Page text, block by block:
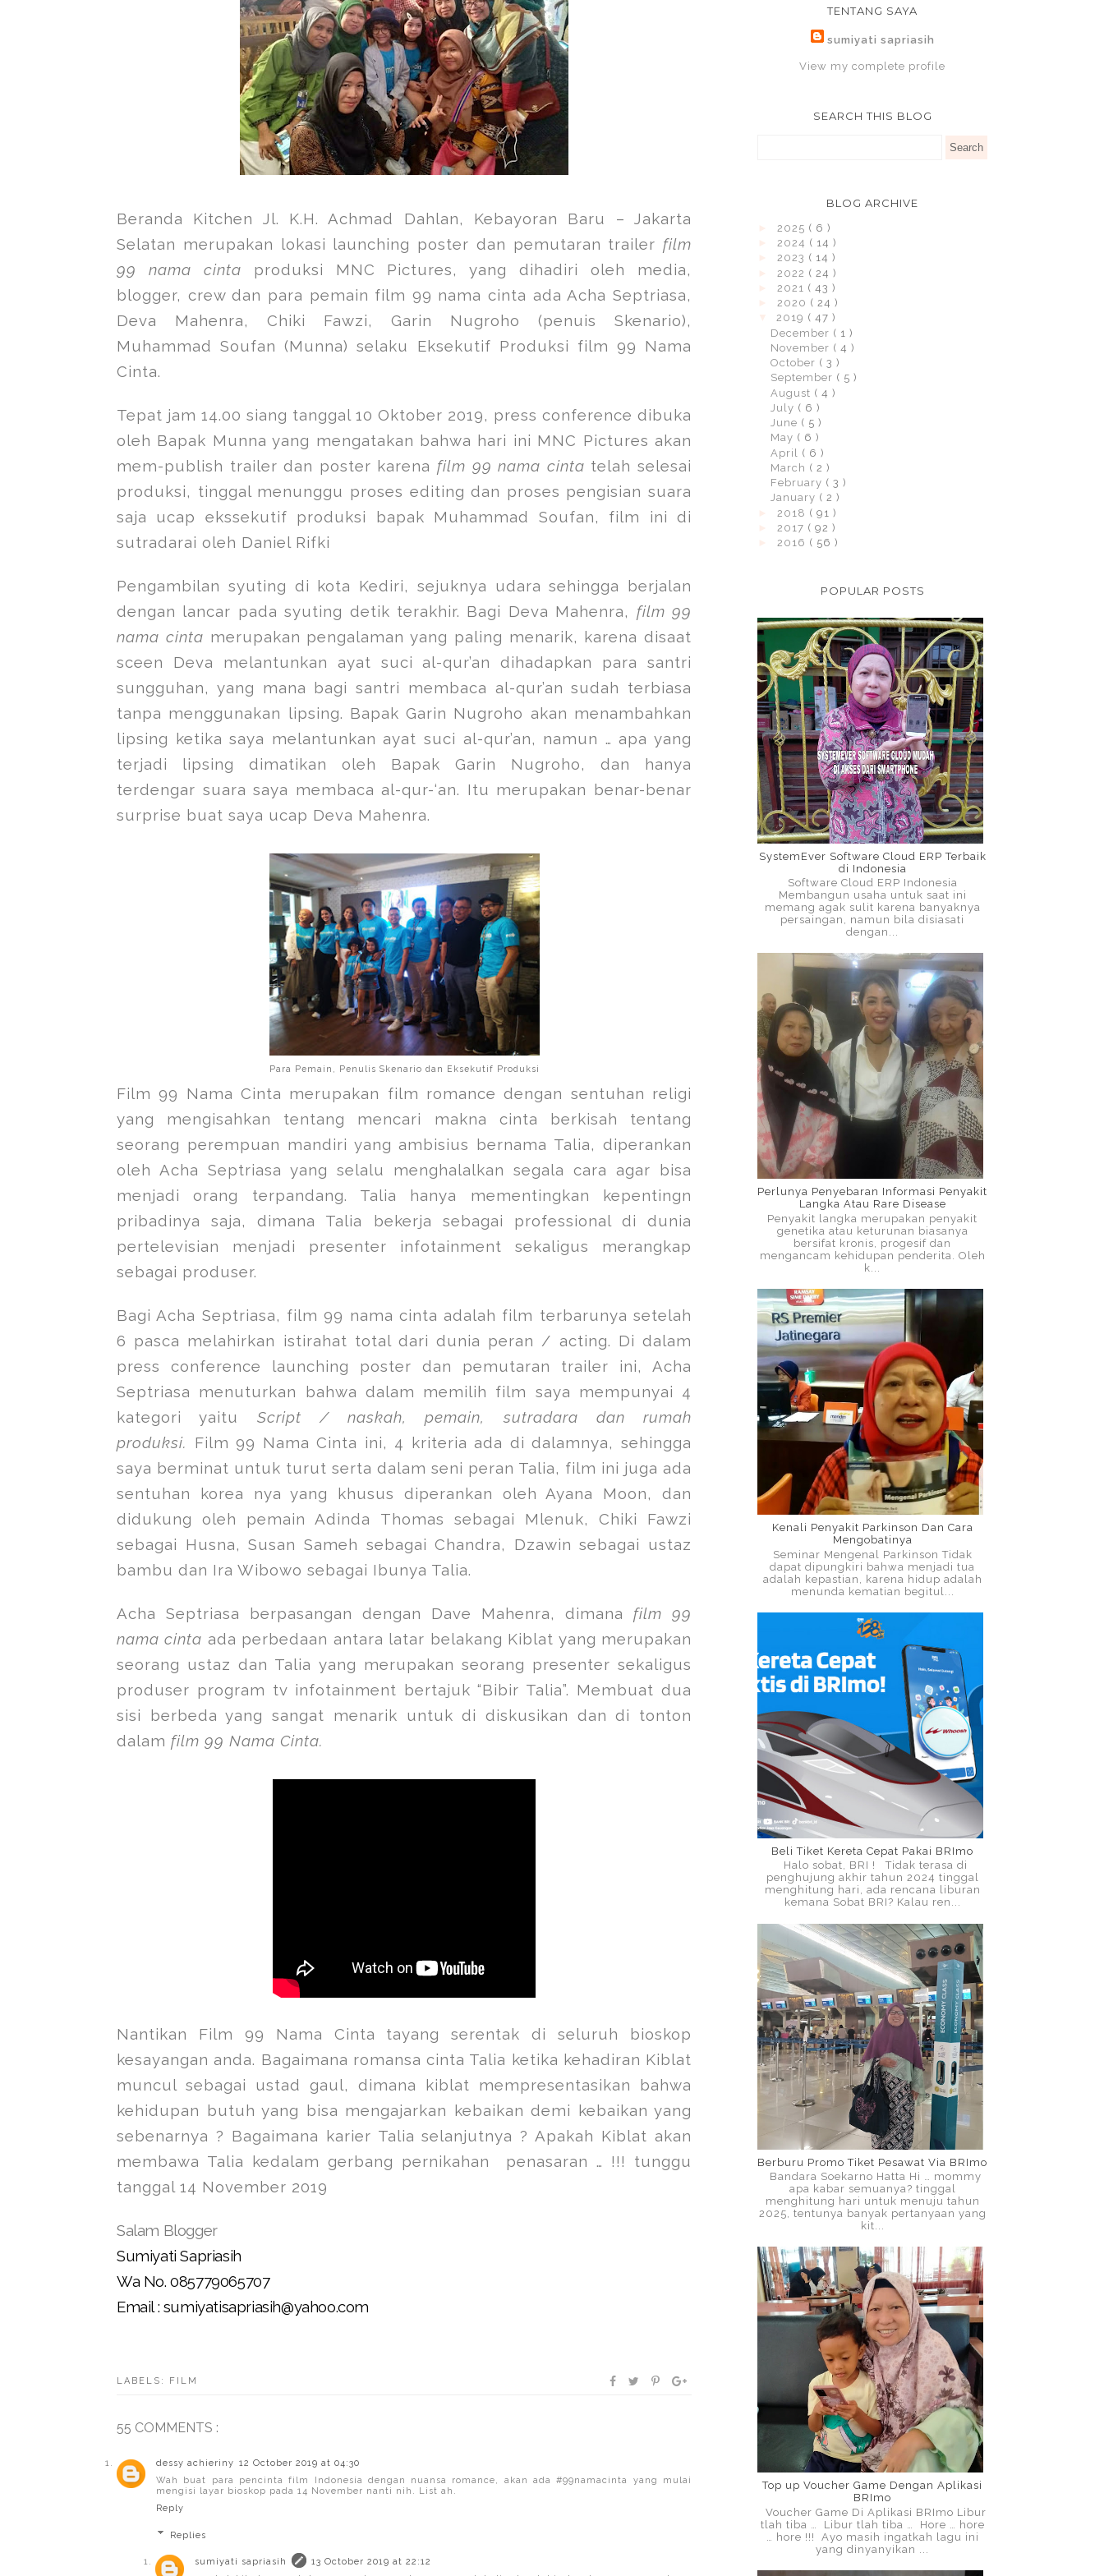
Beranda Kitchen Jl. K.H. Achmad Dahlan, Kebayoran Baru – Jakarta
Selatan merupakan lokasi launching poster dan pemutaran trailer film
99 nama cinta produksi MNC Pictures, yang dihadiri oleh media,
blogger, crew dan para pemain film 99 nama cinta ada Acha Septriasa,
Deva Mahenra, Chiki Fawzi, Garin Nugroho (penuis Skenario),
Muhammad Soufan (Munna) selaku Eksekutif Produksi film 99 Nama
Cinta.
Tepat jam 14.00 siang tanggal 10 Oktober 2019, press conference dibuka
oleh Bapak Munna yang mengatakan bahwa hari ini MNC Pictures akan
mem-publish trailer dan poster karena film 99 nama cinta telah selesai
produksi, tinggal menunggu proses editing dan proses pengisian suara
saja ucap ekssekutif produksi bapak Muhammad Soufan, film ini di
sutradarai oleh Daniel Rifki
Pengambilan syuting di kota Kediri, sejuknya udara sehingga berjalan
dengan lancar pada syuting detik terakhir. Bagi Deva Mahenra, film 99
nama cinta merupakan pengalaman yang paling menarik, karena disaat
sceen Deva melantunkan ayat suci al-qur’an dihadapkan para santri
sungguhan, yang mana bagi santri membaca al-qur’an sudah terbiasa
tanpa menggunakan lipsing. Bapak Garin Nugroho akan menambahkan
lipsing ketika saya melantunkan ayat suci al-qur’an, namun … apa yang
terjadi lipsing dimatikan oleh Bapak Garin Nugroho, dan hanya
terdengar suara saya membaca al-qur-‘an. Itu merupakan benar-benar
surprise buat saya ucap Deva Mahenra.
Para Pemain, Penulis Skenario dan Eksekutif Produksi
Film 99 Nama Cinta merupakan film romance dengan sentuhan religi
yang mengisahkan tentang mencari makna cinta berkisah tentang
seorang perempuan mandiri yang ambisius bernama Talia, diperankan
oleh Acha Septriasa yang selalu menghalalkan segala cara agar bisa
menjadi orang terpandang. Talia hanya mementingkan kepentingn
pribadinya saja, dimana Talia bekerja sebagai professional di dunia
pertelevisian menjadi presenter infotainment sekaligus merangkap
sebagai produser.
Bagi Acha Septriasa, film 99 nama cinta adalah film terbarunya setelah
6 pasca melahirkan istirahat total dari dunia peran / acting. Di dalam
press conference launching poster dan pemutaran trailer ini, Acha
Septriasa menuturkan bahwa dalam memilih film saya mempunyai 4
kategori yaitu Script / naskah, pemain, sutradara dan rumah
produksi. Film 99 Nama Cinta ini, 4 kriteria ada di dalamnya, sehingga
saya berminat untuk turut serta dalam seni peran Talia, film ini juga ada
sentuhan korea nya yang khusus diperankan oleh Ayana Moon, dan
didukung oleh pemain Adinda Thomas sebagai Mlenuk, Chiki Fawzi
sebagai Husna, Susan Sameh sebagai Chandra, Dzawin sebagai ustaz
bambu dan Ira Wibowo sebagai Ibunya Talia.
Acha Septriasa berpasangan dengan Dave Mahenra, dimana film 99
nama cinta ada perbedaan antara latar belakang Kiblat yang merupakan
seorang ustaz dan Talia yang merupakan seorang presenter sekaligus
produser program tv infotainment bertajuk “Bibir Talia”. Membuat dua
sisi berbeda yang sangat menarik untuk di diskusikan dan di tonton
dalam film 99 Nama Cinta.
Nantikan Film 99 Nama Cinta tayang serentak di seluruh bioskop
kesayangan anda. Bagaimana romansa cinta Talia ketika kehadiran Kiblat
muncul sebagai ustad gaul, dimana kiblat mempresentasikan bahwa
kehidupan butuh yang bisa mengajarkan kebaikan demi kebaikan yang
sebenarnya ? Bagaimana karier Talia selanjutnya ? Apakah Kiblat akan
membawa Talia kedalam gerbang pernikahan
penasaran … !!! tunggu
tanggal 14 November 2019
Salam Blogger
Sumiyati Sapriasih
Wa No. 085779065707
Email : sumiyatisapriasih@yahoo.com
LABELS: FILM
55 COMMENTS :
dessy achieriny 12 October 2019 at 04:30
Wah buat para pencinta film Indonesia dengan nuansa romance, akan ada #99namacinta yang mulai
mengisi layar bioskop pada 14 November nanti nih. List ah.
Reply
Replies
sumiyati sapriasih
13 October 2019 at 22:12
TENTANG SAYA
sumiyati sapriasih
View my complete profile
SEARCH THIS BLOG
BLOG ARCHIVE
2025 ( 6 )
2024 ( 14 )
2023 ( 14 )
2022 ( 24 )
2021 ( 43 )
2020 ( 24 )
2019 ( 47 )
December ( 1 )
November ( 4 )
October ( 3 )
September ( 5 )
August ( 4 )
July ( 6 )
June ( 5 )
May ( 6 )
April ( 6 )
March ( 2 )
February ( 3 )
January ( 2 )
2018 ( 91 )
2017 ( 92 )
2016 ( 56 )
POPULAR POSTS
SystemEver Software Cloud ERP Terbaik
di Indonesia
Software Cloud ERP Indonesia
Membangun usaha untuk saat ini
memang agak sulit karena banyaknya
persaingan, namun bila disiasati
dengan...
Perlunya Penyebaran Informasi Penyakit
Langka Atau Rare Disease
Penyakit langka merupakan penyakit
genetika atau keturunan biasanya
bersifat kronis, progesif dan
mengancam kehidupan penderita. Oleh
k...
Kenali Penyakit Parkinson Dan Cara
Mengobatinya
Seminar Mengenal Parkinson Tidak
dapat dipungkiri bahwa menjadi tua
adalah kepastian, karena hidup adalah
menunda kematian begitul...
Beli Tiket Kereta Cepat Pakai BRImo
Halo sobat, BRI ! Tidak terasa di
penghujung akhir tahun 2024 tinggal
menghitung hari, ada rencana liburan
kemana Sobat BRI? Kalau ren...
Berburu Promo Tiket Pesawat Via BRImo
Bandara Soekarno Hatta Hi … mommy
apa kabar semuanya? tinggal
menghitung hari untuk menuju tahun
2025, tentunya banyak pertanyaan yang
kit...
Top up Voucher Game Dengan Aplikasi
BRImo
Voucher Game Di Aplikasi BRImo Libur
tlah tiba … Libur tlah tiba … Hore … hore
… hore !!! Ayo masih ingatkah lagu ini
yang dinyanyikan ...